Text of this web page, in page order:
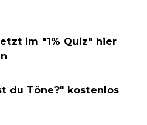
im "1% Quiz" hier
du Töne?" kostenlos